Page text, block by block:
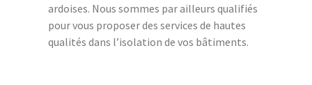
ardoises. Nous sommes par ailleurs qualifiés
pour vous proposer des services de hautes
qualités dans l’isolation de vos bâtiments.